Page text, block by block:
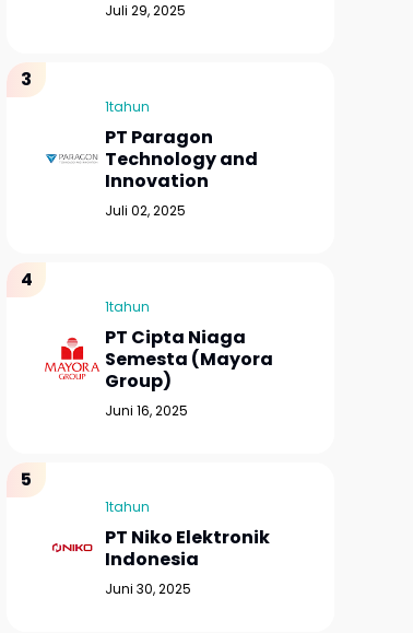
Juli 29, 2025
1tahun
PT Paragon
Technology and
Innovation
Juli 02, 2025
1tahun
PT Cipta Niaga
Semesta (Mayora
Group)
Juni 16, 2025
1tahun
PT Niko Elektronik
Indonesia
Juni 30, 2025